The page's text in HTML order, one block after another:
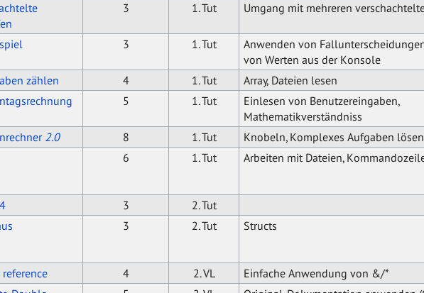
3 1. Tut Umgang mit mehreren
3 1. Tut
Anwenden von
von Werten aus der Konsole
zählen 4 1. Tut Array, Dateien lesen
5 1. Tut
Einlesen von Benutzereingaben,
Mathematikverständniss
2.0 8 1. Tut Knobeln, Komplexes Aufgaben lösen
6 1. Tut Arbeiten mit Dateien,
3 2. Tut
3 2. Tut Structs
4 2. VL Einfache Anwendung von &/*